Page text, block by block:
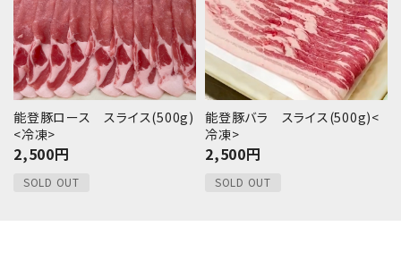
能登豚ロース スライス(500g)
<冷凍>
2,500円
SOLD OUT
能登豚バラ スライス(500g)<
冷凍>
2,500円
SOLD OUT